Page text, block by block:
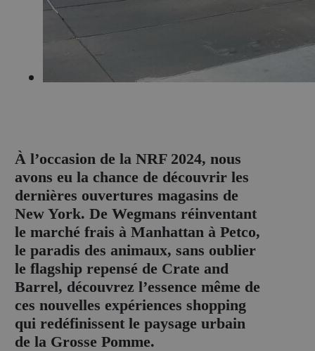
À l’occasion de la NRF 2024, nous
avons eu la chance de découvrir les
dernières ouvertures magasins de
New York. De Wegmans réinventant
le marché frais à Manhattan à Petco,
le paradis des animaux, sans oublier
le flagship repensé de Crate and
Barrel, découvrez l’essence même de
ces nouvelles expériences shopping
qui redéfinissent le paysage urbain
de la Grosse Pomme.